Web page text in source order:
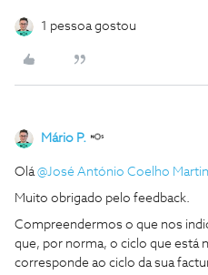
1 pessoa gostou
Mário P.
Olá@José António Coelho
Muito obrigado pelo feedback.
Compreendermos o que nos
que, por norma, o ciclo que está
corresponde ao ciclo da sua